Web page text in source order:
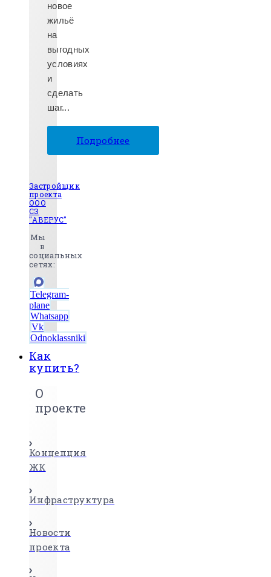
новое
жильё
на
выгодных
условиях
и
сделать
шаг...
Подробнее
Застройщик
проекта
ООО
СЗ
"АВЕРУС"
Мы
в
социальных
сетях:
Telegram-
plane
Whatsapp
Vk
Odnoklassniki
Как
купить?
О
проекте
Концепция
ЖК
Инфраструктура
Новости
проекта